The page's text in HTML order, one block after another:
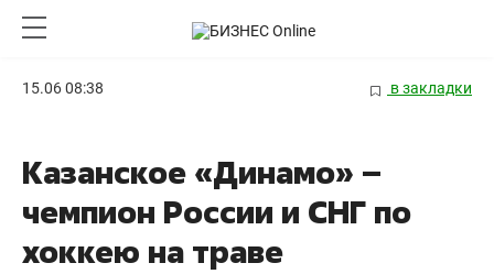
15.06 08:38 в закладки
Казанское «Динамо» –
чемпион России и СНГ по
хоккею на траве